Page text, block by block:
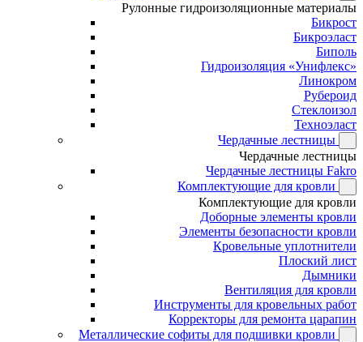
Рулонные гидроизоляционные материалы
Бикрост
Бикроэласт
Биполь
Гидроизоляция «Унифлекс»
Линокром
Рубероид
Стеклоизол
Техноэласт
Чердачные лестницы
Чердачные лестницы
Чердачные лестницы Fakro
Комплектующие для кровли
Комплектующие для кровли
Доборные элементы кровли
Элементы безопасности кровли
Кровельные уплотнители
Плоский лист
Дымники
Вентиляция для кровли
Инструменты для кровельных работ
Корректоры для ремонта царапин
Металлические софиты для подшивки кровли